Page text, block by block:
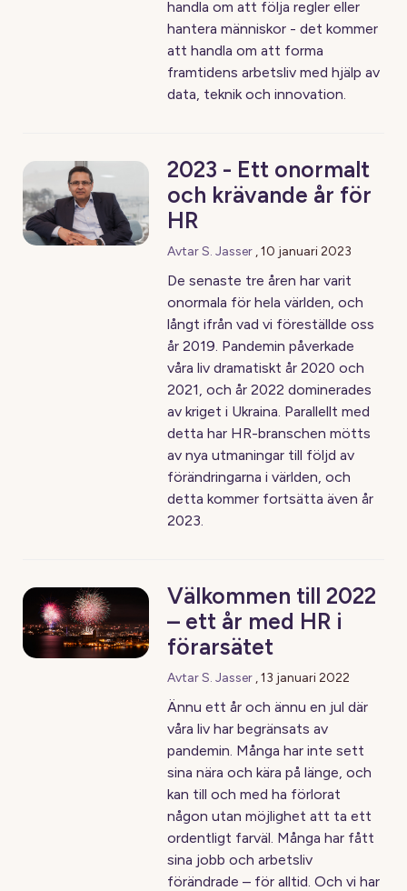
handla om att följa regler eller
hantera människor - det kommer
att handla om att forma
framtidens arbetsliv med hjälp av
data, teknik och innovation.
2023 - Ett onormalt
och krävande år för
HR
Avtar S. Jasser ,10 januari 2023
De senaste tre åren har varit
onormala för hela världen, och
långt ifrån vad vi föreställde oss
år 2019. Pandemin påverkade
våra liv dramatiskt år 2020 och
2021, och år 2022 dominerades
av kriget i Ukraina. Parallellt med
detta har HR-branschen mötts
av nya utmaningar till följd av
förändringarna i världen, och
detta kommer fortsätta även år
2023.
Välkommen till 2022
– ett år med HR i
förarsätet
Avtar S. Jasser ,13 januari 2022
Ännu ett år och ännu en jul där
våra liv har begränsats av
pandemin. Många har inte sett
sina nära och kära på länge, och
kan till och med ha förlorat
någon utan möjlighet att ta ett
ordentligt farväl. Många har fått
sina jobb och arbetsliv
förändrade – för alltid. Och vi har